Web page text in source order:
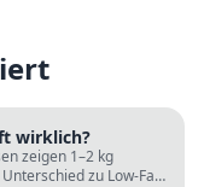
wirklich?
zeigen 1–2 kg
zu Low-Fat.